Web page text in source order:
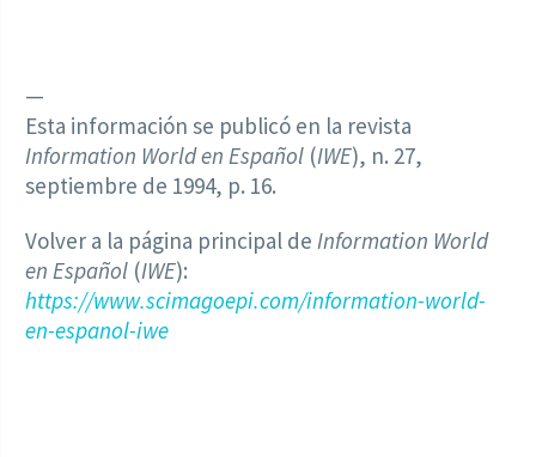
—
Esta información se publicó en la revista
Information World en Español (IWE), n. 27,
septiembre de 1994, p. 16.
Volver a la página principal de Information World
en Español (IWE):
https://www.scimagoepi.com/information-world-
en-espanol-iwe